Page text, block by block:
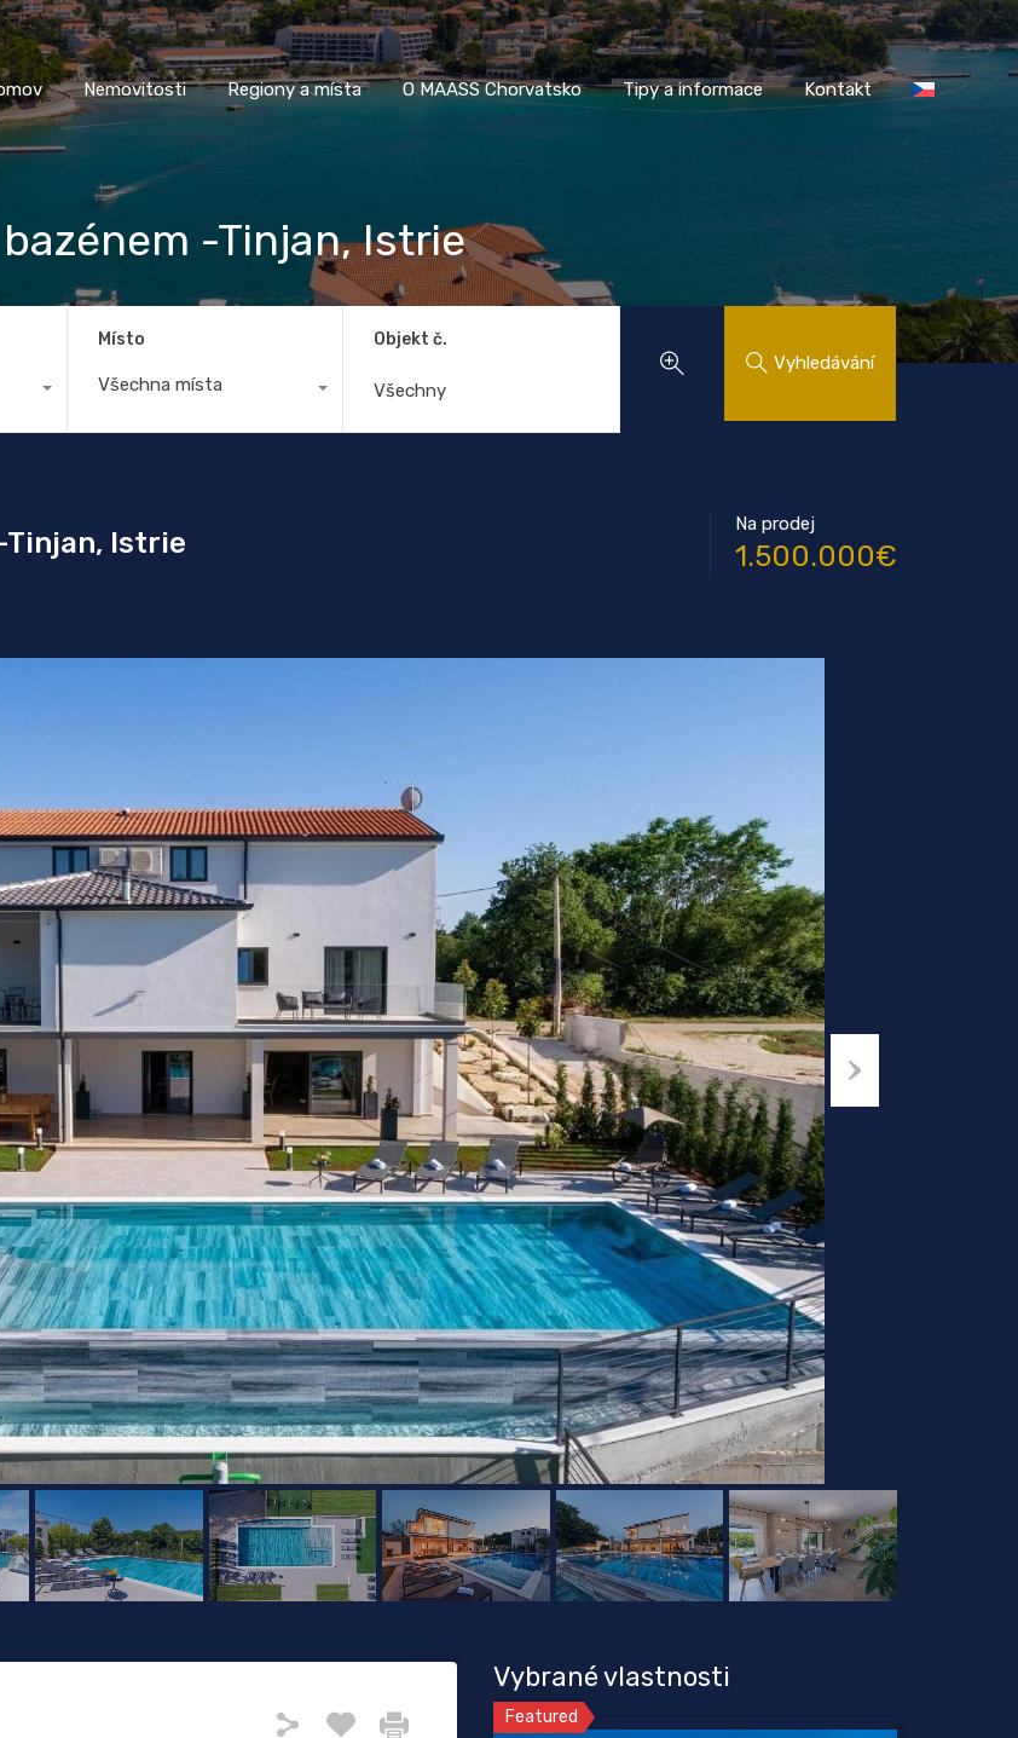
Domov Nemovitosti Regiony a místa O MAASS Chorvatsko Tipy a informace Kontakt
Nemovitosti Regiony a místa O MAASS Chorvatsko Tipy a informace Kontakt
-Tinjan, Istrie
Místo
Všechna místa
Objekt č.
Vyhledávání
Tinjan, Istrie
Na prodej
1.500.000€
Vybrané vlastnosti
Featured